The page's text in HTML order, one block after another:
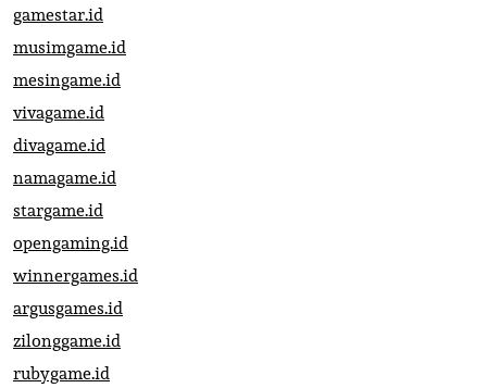
gamestar.id
musimgame.id
mesingame.id
vivagame.id
divagame.id
namagame.id
stargame.id
opengaming.id
winnergames.id
argusgames.id
zilonggame.id
rubygame.id